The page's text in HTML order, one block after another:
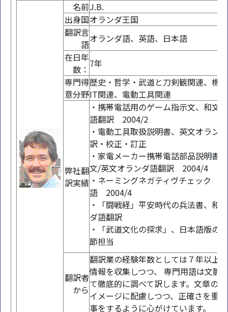
名前J.B.
出身国オランダ王国
翻訳言
語オランダ語、英語、日本語
在日年
数： 7年
専門得
意分野
歴史・哲学・武道と刀剣観関連、機
IT関連、電動工具関連
弊社翻
訳実績
・携帯電話用のゲーム指示文、和文
語翻訳 2004/2
・電動工具取扱説明書、英文オラン
訳・校正・訂正
・家電メーカー携帯電話部品説明
文/英文オランダ語翻訳 2004/4
・ネーミングネガティヴチェック
語 2004/4
・「闘戦経」平安時代の兵法書、和
ダ語翻訳
・「武道文化の探求」、日本語版の
節担当
翻訳者
から
翻訳業の経験年数としては７年以上
情報を収集しつつ、 専門用語は文脈
て徹底的に調べて訳します。文章の
イメージに配慮しつつ、正確さを重
事をするように心がけています。